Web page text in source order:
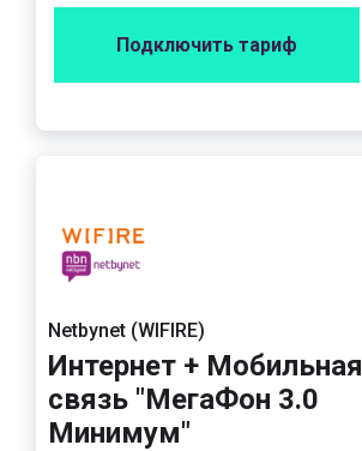
Подключить тариф
Netbynet (WIFIRE)
Интернет + Мобильная
связь "МегаФон 3.0
Минимум"